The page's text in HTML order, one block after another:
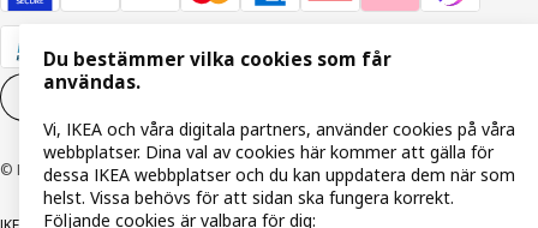
© Inter IKEA Systems B.V. 1999-2026
Du bestämmer vilka cookies som får
användas.
Vi, IKEA och våra digitala partners, använder cookies på våra
webbplatser. Dina val av cookies här kommer att gälla för
dessa IKEA webbplatser och du kan uppdatera dem när som
helst. Vissa behövs för att sidan ska fungera korrekt.
Följande cookies är valbara för dig: